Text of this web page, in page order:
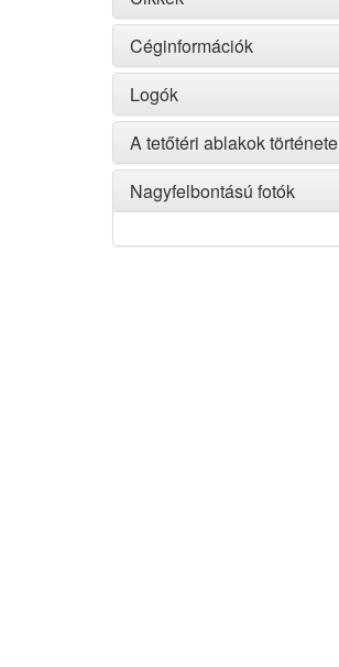
Céginformációk
Logók
A tetőtéri ablakok története
Nagyfelbontású fotók